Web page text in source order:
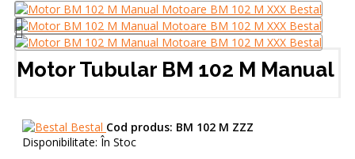
Motor Tubular BM 102 M Manual
Bestal Cod produs: BM 102 M ZZZ
Disponibilitate: În Stoc